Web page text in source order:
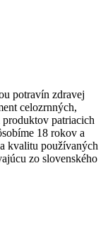
potravín zdravej
celozrnných,
patriacich
18 rokov a
kvalitu používaných
zo slovenského